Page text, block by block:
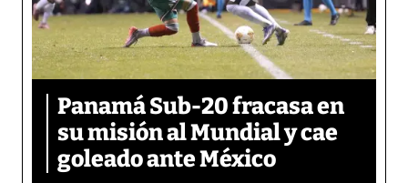
Panamá Sub-20 fracasa en
su misión al Mundial y cae
goleado ante México